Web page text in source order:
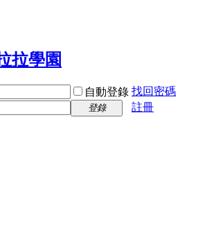
自動登錄 找回密碼
登錄
註冊